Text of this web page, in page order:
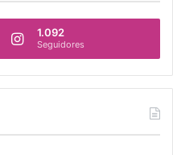
1.092
Seguidores